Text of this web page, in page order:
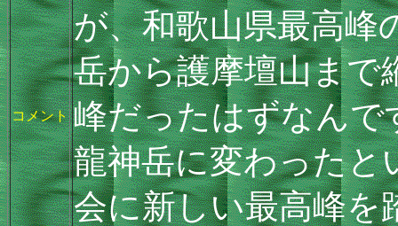
コメント
が、和歌山県最高峰
岳から護摩壇山まで
峰だったはずなんで
龍神岳に変わったと
会に新しい最高峰を